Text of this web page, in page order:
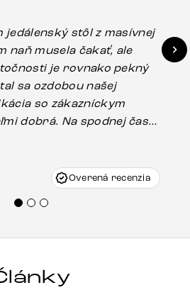
jedálenský stôl z masívnej
naň musela čakať, ale
je rovnako pekný
sa ozdobou našej
so zákazníckym
dobrá. Na spodnej časti
pravdepodobne
mojej záležitosti pristúpili
produkty Delife
Overená recenzia